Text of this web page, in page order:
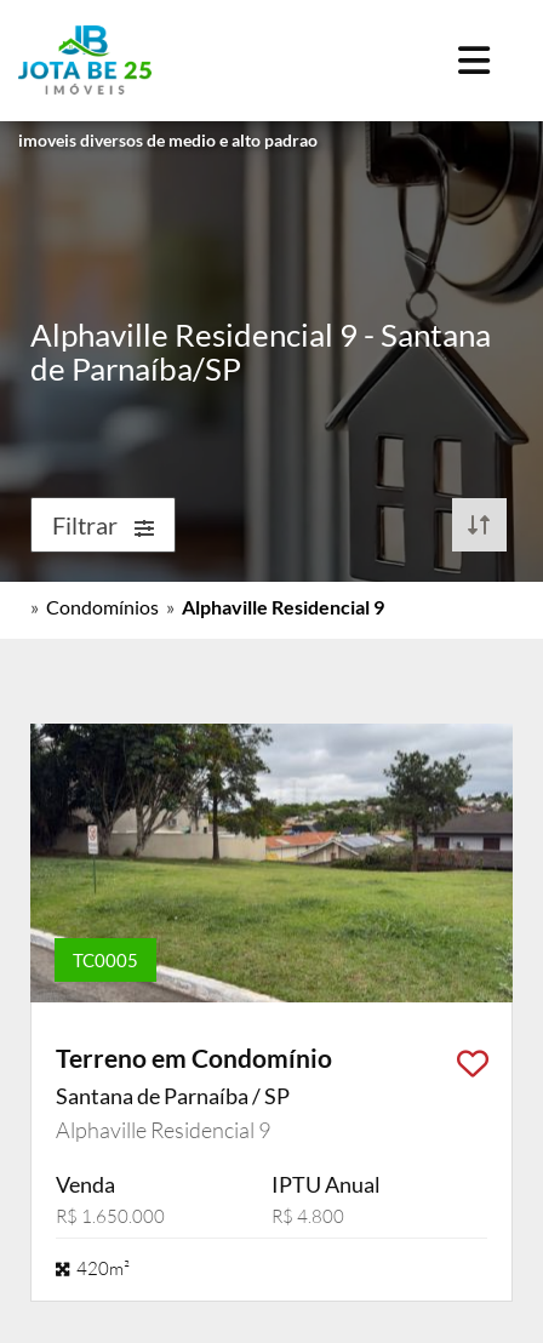
imoveis diversos de medio e alto padrao
Alphaville Residencial 9 - Santana
de Parnaíba/SP
Filtrar
» Condomínios » Alphaville Residencial 9
TC0005
Terreno em Condomínio
Santana de Parnaíba / SP
Alphaville Residencial 9
Venda
R$ 1.650.000
IPTU Anual
R$ 4.800
420m²